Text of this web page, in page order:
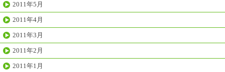
2011年5月
2011年4月
2011年3月
2011年2月
2011年1月